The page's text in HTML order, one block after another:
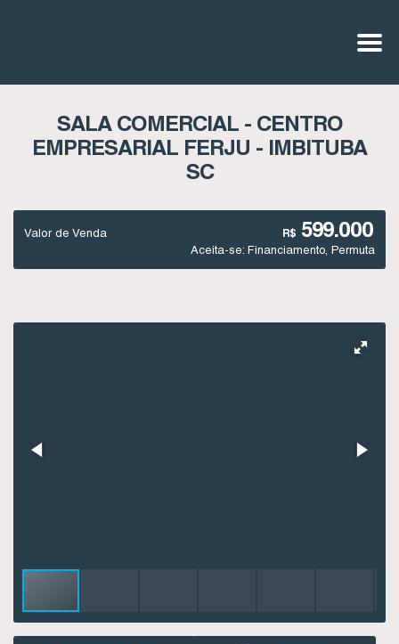
SALA COMERCIAL - CENTRO
EMPRESARIAL FERJU - IMBITUBA
SC
R$ 599.000
Valor de Venda
Aceita-se: Financiamento, Permuta